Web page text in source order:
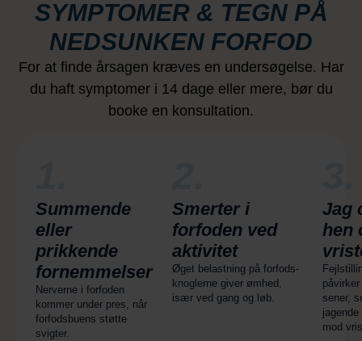
SYMPTOMER & TEGN PÅ
NEDSUNKEN FORFOD
For at finde årsagen kræves en undersøgelse. Har
du haft symptomer i 14 dage eller mere, bør du
booke en konsultation.
Summende
eller
prikkende
fornemmelser
Nerverne i forfoden
kommer under pres, når
forfodsbuens støtte
svigter.
Smerter i
forfoden ved
aktivitet
Øget belastning på forfods­
knoglerne giver ømhed,
især ved gang og løb.
Jag
hen
sener,
mod